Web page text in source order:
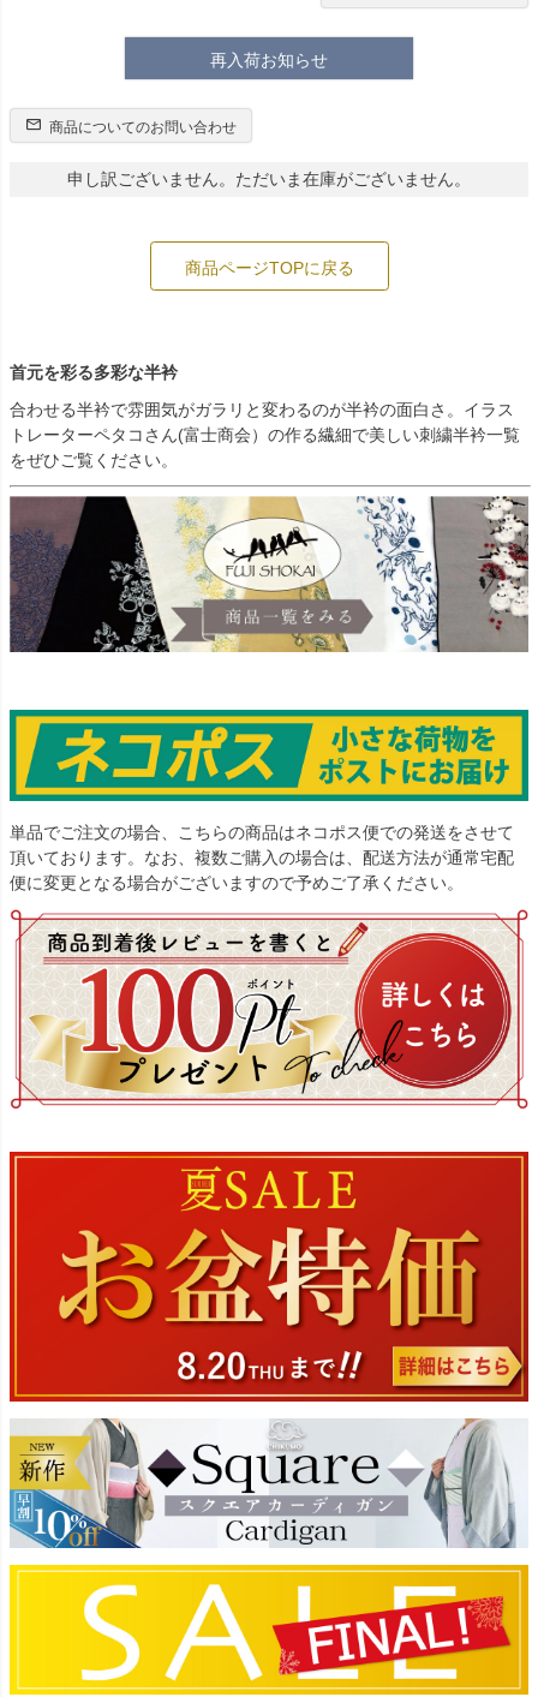
再入荷お知らせ
商品についてのお問い合わせ
申し訳ございません。ただいま在庫がございません。
商品ページTOPに戻る
首元を彩る多彩な半衿
合わせる半衿で雰囲気がガラリと変わるのが半衿の面白さ。イラス
トレーターペタコさん(富士商会）の作る繊細で美しい刺繍半衿一覧
をぜひご覧ください。
単品でご注文の場合、こちらの商品はネコポス便での発送をさせて
頂いております。なお、複数ご購入の場合は、配送方法が通常宅配
便に変更となる場合がございますので予めご了承ください。